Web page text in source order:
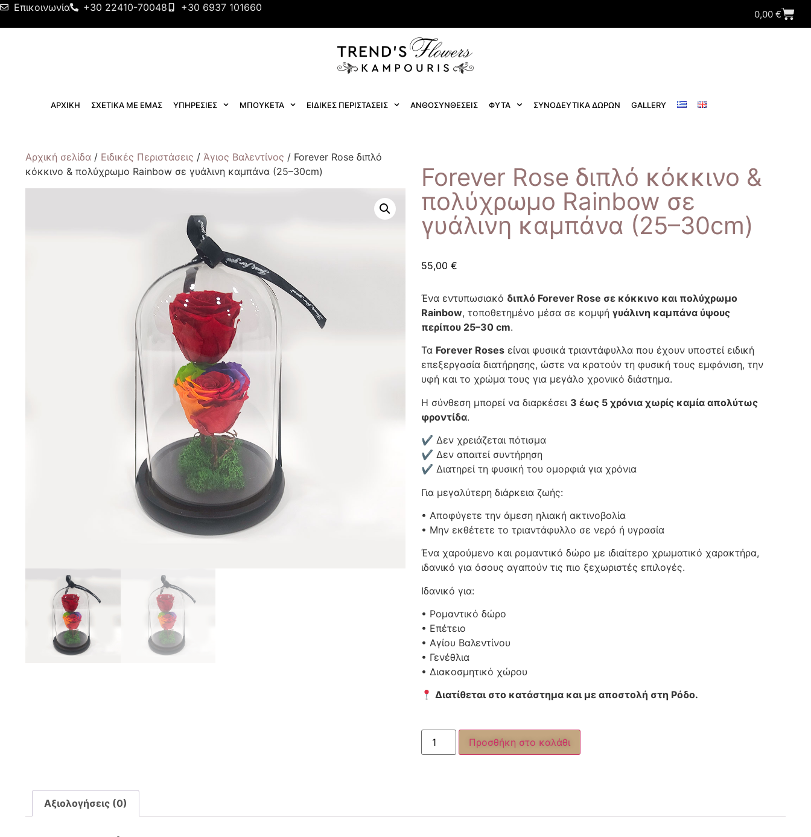
Επικοινωνία +30 22410-70048 +30 6937 101660
0,00 €
ΑΡΧΙΚΗ ΣΧΕΤΙΚΑ ΜΕ ΕΜΑΣ ΥΠΗΡΕΣΙΕΣ ΜΠΟΥΚΕΤΑ ΕΙΔΙΚΕΣ ΠΕΡΙΣΤΑΣΕΙΣ ΑΝΘΟΣΥΝΘΕΣΕΙΣ ΦΥΤΑ ΣΥΝΟΔΕΥΤΙΚΑ ΔΩΡΩΝ GALLERY
Αρχική σελίδα / Ειδικές Περιστάσεις / Άγιος Βαλεντίνος / Forever Rose διπλό
κόκκινο & πολύχρωμο Rainbow σε γυάλινη καμπάνα (25–30cm)
Forever Rose διπλό κόκκινο &
πολύχρωμο Rainbow σε
γυάλινη καμπάνα (25–30cm)
55,00 €
Ένα εντυπωσιακό διπλό Forever Rose σε κόκκινο και πολύχρωμο
Rainbow, τοποθετημένο μέσα σε κομψή γυάλινη καμπάνα ύψους
περίπου 25–30 cm.
Τα Forever Roses είναι φυσικά τριαντάφυλλα που έχουν υποστεί ειδική
επεξεργασία διατήρησης, ώστε να κρατούν τη φυσική τους εμφάνιση, την
υφή και το χρώμα τους για μεγάλο χρονικό διάστημα.
Η σύνθεση μπορεί να διαρκέσει 3 έως 5 χρόνια χωρίς καμία απολύτως
φροντίδα.
✔ Δεν χρειάζεται πότισμα
✔ Δεν απαιτεί συντήρηση
✔ Διατηρεί τη φυσική του ομορφιά για χρόνια
Για μεγαλύτερη διάρκεια ζωής:
• Αποφύγετε την άμεση ηλιακή ακτινοβολία
• Μην εκθέτετε το τριαντάφυλλο σε νερό ή υγρασία
Ένα χαρούμενο και ρομαντικό δώρο με ιδιαίτερο χρωματικό χαρακτήρα,
ιδανικό για όσους αγαπούν τις πιο ξεχωριστές επιλογές.
Ιδανικό για:
• Ρομαντικό δώρο
• Επέτειο
• Αγίου Βαλεντίνου
• Γενέθλια
• Διακοσμητικό χώρου
Διατίθεται στο κατάστημα και με αποστολή στη Ρόδο.
Προσθήκη στο καλάθι
Αξιολογήσεις (0)